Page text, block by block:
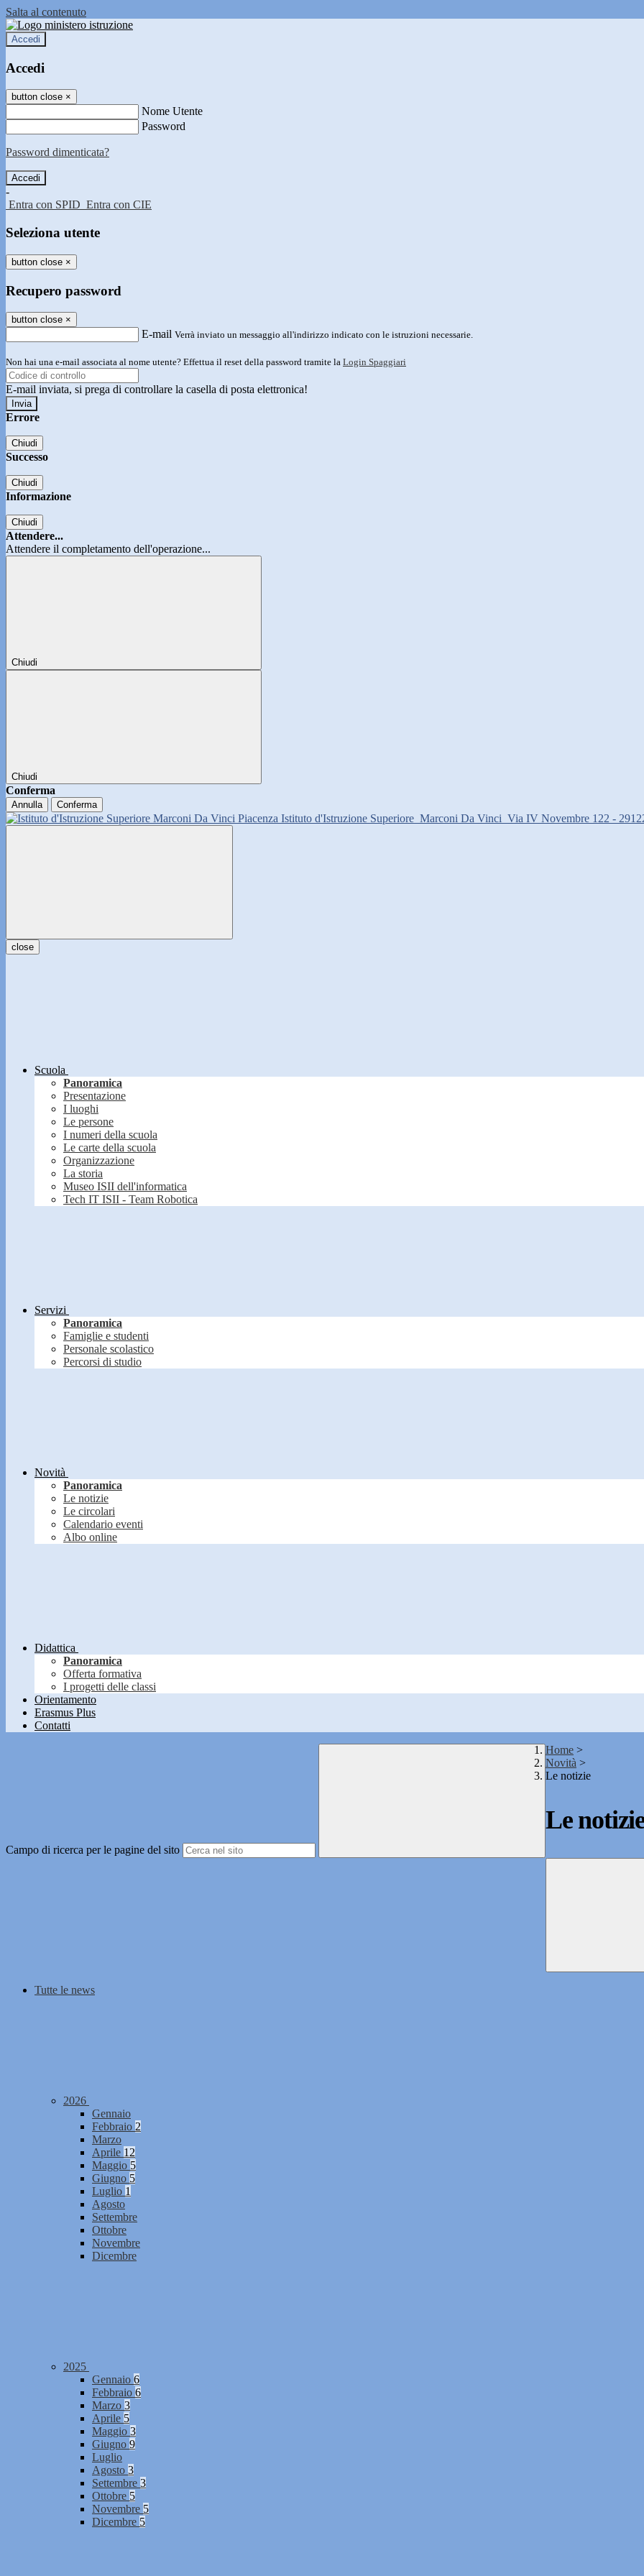
Salta al contenuto
Accedi
Accedi
button close ×
Nome Utente
Password
Password dimenticata?
-
Entra con SPID Entra con CIE
Seleziona utente
button close ×
Recupero password
button close ×
E-mail Verrà inviato un messaggio all'indirizzo indicato con le istruzioni necessarie.
Non hai una e-mail associata al nome utente? Effettua il reset della password tramite la Login Spaggiari
E-mail inviata, si prega di controllare la casella di posta elettronica!
Errore
Chiudi
Successo
Chiudi
Informazione
Chiudi
Attendere...
Attendere il completamento dell'operazione...
Chiudi
Chiudi
Conferma
Annulla Conferma
Istituto d'Istruzione Superiore Marconi Da Vinci Via IV Novembre 122 -
close
Scuola
Panoramica
Presentazione
I luoghi
Le persone
I numeri della scuola
Le carte della scuola
Organizzazione
La storia
Museo ISII dell'informatica
Tech IT ISII - Team Robotica
Servizi
Panoramica
Famiglie e studenti
Personale scolastico
Percorsi di studio
Novità
Panoramica
Le notizie
Le circolari
Calendario eventi
Albo online
Didattica
Panoramica
Offerta formativa
I progetti delle classi
Orientamento
Erasmus Plus
Contatti
Campo di ricerca per le pagine del sito
Home >
Novità >
Le notizie
Le
Tutte le news
2026
Gennaio
Febbraio 2
Marzo
Aprile 12
Maggio 5
Giugno 5
Luglio 1
Agosto
Settembre
Ottobre
Novembre
Dicembre
2025
Gennaio 6
Febbraio 6
Marzo 3
Aprile 5
Maggio 3
Giugno 9
Luglio
Agosto 3
Settembre 3
Ottobre 5
Novembre 5
Dicembre 5